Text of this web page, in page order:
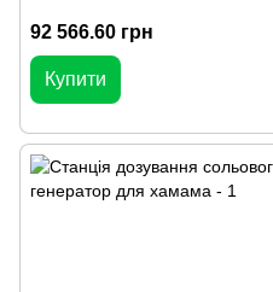
92 566.60 грн
Купити